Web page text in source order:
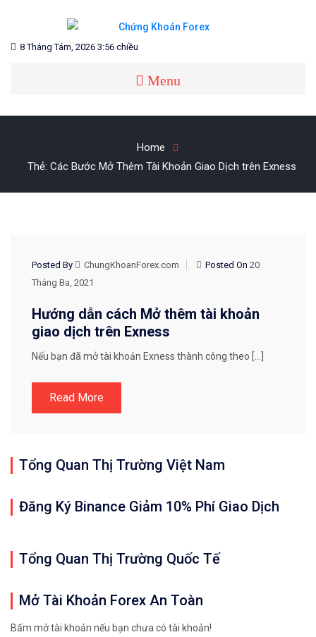
content
CHỨNG KHOÁN FOREX
Blog chia sẻ về Chứng Khoán và Forex
8 Tháng Tám, 2026 3:56 chiều
Menu
Home
Thẻ: Các Bước Mở Thêm Tài Khoản Giao Dịch trên Exness
HƯỚNG DẪN EXNESS
Posted By ChungKhoanForex.com Posted On 20
Tháng Ba, 2021
Hướng dẫn cách Mở thêm tài khoản
giao dịch trên Exness
Nếu bạn đã mở tài khoản Exness thành công theo […]
Read More
Tổng Quan Thị Trường Việt Nam
Đăng Ký Binance Giảm 10% Phí Giao Dịch
Tổng Quan Thị Trường Quốc Tế
Mở Tài Khoản Forex An Toàn
Bấm mở tài khoản nếu bạn chưa có tài khoản!